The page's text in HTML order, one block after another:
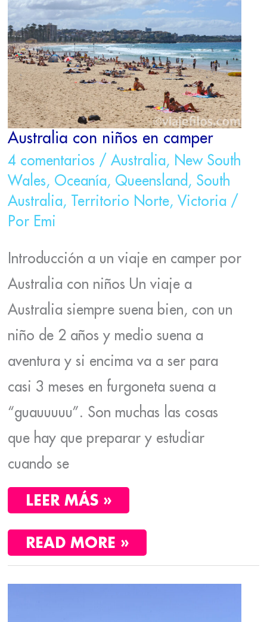
Australia con niños en camper
4 comentarios / Australia, New South
Wales, Oceanía, Queensland , South
Australia, Territorio Norte, Victoria/
Por Emi
Introducción a un viaje en camper por
Australia con niños Un viaje a
Australia siempre suena bien, con un
niño de 2 años y medio suena a
aventura y si encima va a ser para
casi 3 meses en furgoneta suena a
“guauuuuu”. Son muchas las cosas
que hay que preparar y estudiar
cuando se
LEER MÁS »
NIÑOS
EN
CAMPER
READ MORE »
ITINERARIO